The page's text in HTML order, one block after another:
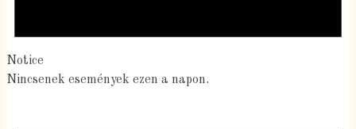
Notice
Nincsenek események ezen a napon.